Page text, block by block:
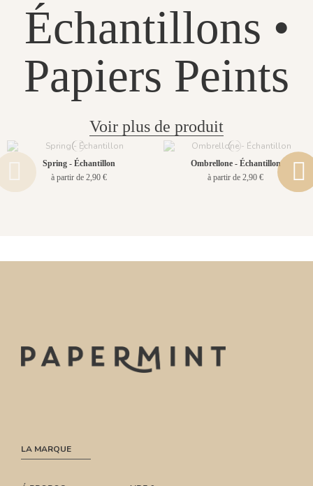
Échantillons •
Papiers Peints
Voir plus de produit
Spring - Échantillon
à partir de 2,90 €
Ombrellone - Échantillon
à partir de 2,90 €
LA MARQUE